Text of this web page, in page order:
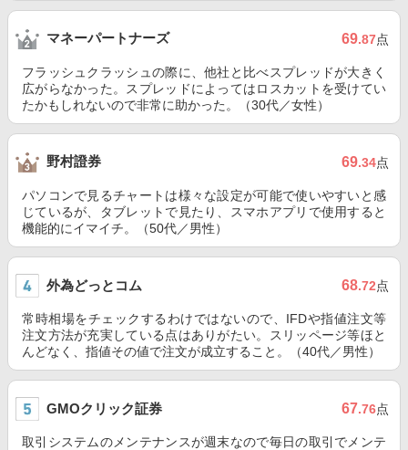
マネーパートナーズ 69.87点
フラッシュクラッシュの際に、他社と比べスプレッドが大きく
広がらなかった。スプレッドによってはロスカットを受けてい
たかもしれないので非常に助かった。（30代／女性）
野村證券 69.34点
パソコンで見るチャートは様々な設定が可能で使いやすいと感
じているが、タブレットで見たり、スマホアプリで使用すると
機能的にイマイチ。（50代／男性）
外為どっとコム 68.72点
常時相場をチェックするわけではないので、IFDや指値注文等
注文方法が充実している点はありがたい。スリッページ等ほと
んどなく、指値その値で注文が成立すること。（40代／男性）
GMOクリック証券 67.76点
取引システムのメンテナンスが週末なので毎日の取引でメンテ